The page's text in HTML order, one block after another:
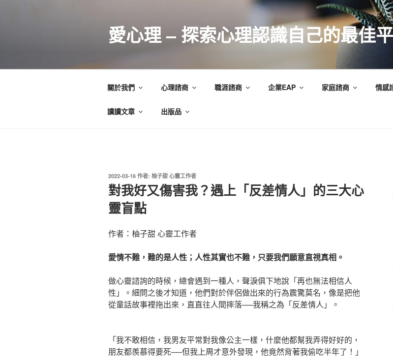
愛心理 – 探索心理認識自己的最佳
關於我們 心理諮商 職涯諮商 企業EAP 家庭諮商 情感
讀讀文章 出版品
發
佈
於
2022-03-16 作者: 柚子甜 心靈工作者
對我好又傷害我？遇上「反差情人」的三大心
靈盲點
作者：柚子甜 心靈工作者
愛情不難，難的是人性；人性其實也不難，只要我們願意直視真相。
做心靈諮詢的時候，總會遇到一種人，聲淚俱下地說「再也無法相信人
性」。細問之後才知道，他們對於伴侶做出來的行為震驚莫名，像是把他
從童話故事裡拖出來，直直往人間摔落──我稱之為「反差情人」。
「我不敢相信，我男友平常對我像公主一樣，什麼他都幫我弄得好好的，
朋友都羨慕得要死──但我上周才意外發現，他竟然背著我偷吃半年了！」